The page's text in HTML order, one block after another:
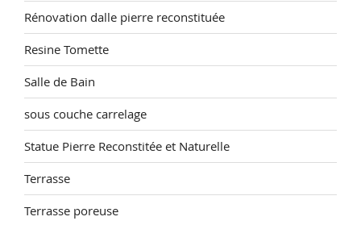
Rénovation dalle pierre reconstituée
Resine Tomette
Salle de Bain
sous couche carrelage
Statue Pierre Reconstitée et Naturelle
Terrasse
Terrasse poreuse